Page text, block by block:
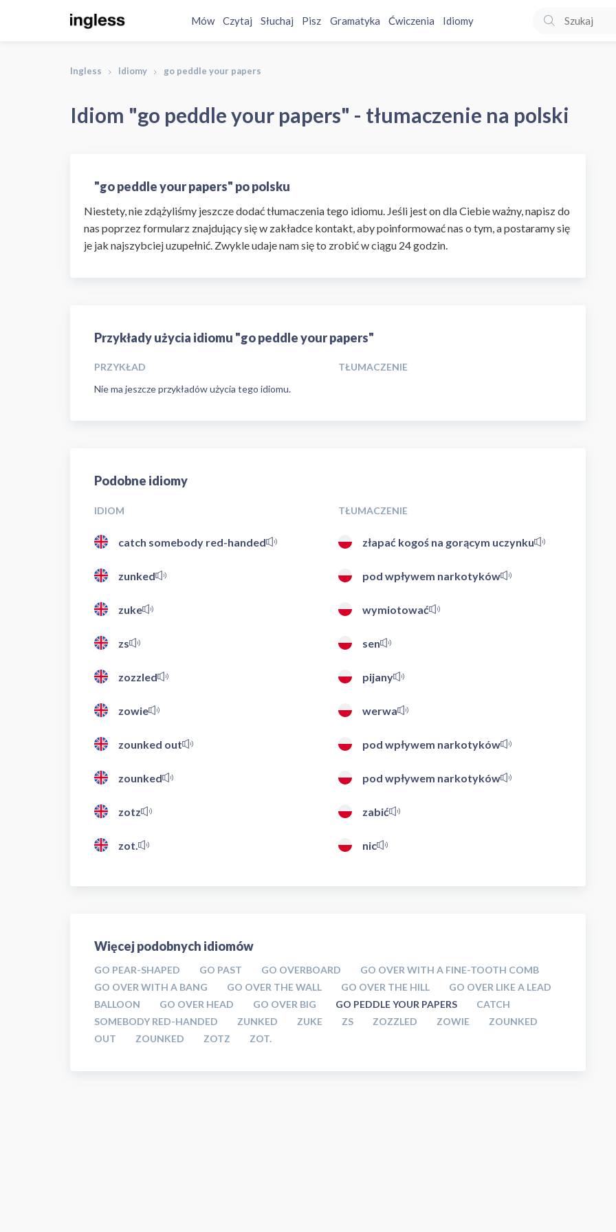
Mów Czytaj Słuchaj Pisz Gramatyka Ćwiczenia Idiomy
Ingless Idiomy go peddle your papers
Idiom "go peddle your papers" - tłumaczenie na polski
"go peddle your papers" po polsku
Niestety, nie zdążyliśmy jeszcze dodać tłumaczenia tego idiomu. Jeśli jest on dla Ciebie ważny, napisz do
nas poprzez formularz znajdujący się w zakładce kontakt, aby poinformować nas o tym, a postaramy się
je jak najszybciej uzupełnić. Zwykle udaje nam się to zrobić w ciągu 24 godzin.
Przykłady użycia idiomu "go peddle your papers"
PRZYKŁAD
TŁUMACZENIE
Nie ma jeszcze przykładów użycia tego idiomu.
Podobne idiomy
IDIOM TŁUMACZENIE
catch somebody red-handed złapać kogoś na gorącym uczynku
zunked pod wpływem narkotyków
zuke wymiotować
zs sen
zozzled pijany
zowie werwa
zounked out pod wpływem narkotyków
zounked pod wpływem narkotyków
zotz zabić
zot. nic
Więcej podobnych idiomów
GO PEAR-SHAPED GO PAST GO OVERBOARD
GO OVER WITH A FINE-TOOTH COMB
GO OVER WITH A BANG
GO OVER THE WALL GO OVER THE HILL
GO OVER LIKE A LEAD
BALLOON
GO OVER HEAD GO OVER BIG GO PEDDLE YOUR PAPERS
CATCH
SOMEBODY RED-HANDED
ZUNKED ZUKE ZS ZOZZLED ZOWIE
ZOUNKED
OUT
ZOUNKED ZOTZ ZOT.